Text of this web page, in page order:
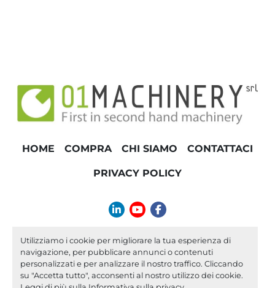
Utilizziamo i cookie per migliorare la tua esperienza di
navigazione, per pubblicare annunci o contenuti
personalizzati e per analizzare il nostro traffico. Cliccando
su "Accetta tutto", acconsenti al nostro utilizzo dei cookie.
HOME COMPRA CHI SIAMO CONTATTACI
PRIVACY POLICY
linkedinyoutubefacebook
info@01machinery.com
Machinio Systemsito web diMachinio
Personalizza le preferenze sui Cookies